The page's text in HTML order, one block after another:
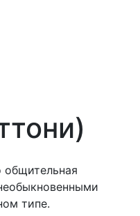
общительная
типе.